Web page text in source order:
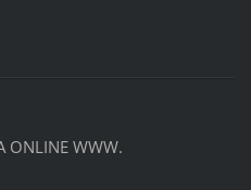
ONLINE WWW.